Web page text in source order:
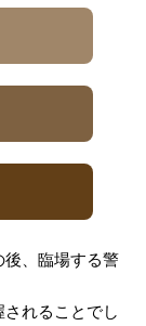
、臨場する警
れることでし